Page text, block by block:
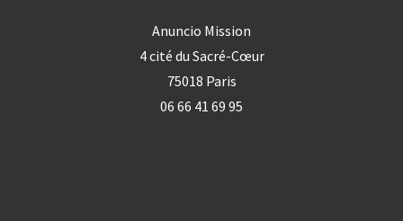
Anuncio Mission
4 cité du Sacré-Cœur
75018 Paris
06 66 41 69 95